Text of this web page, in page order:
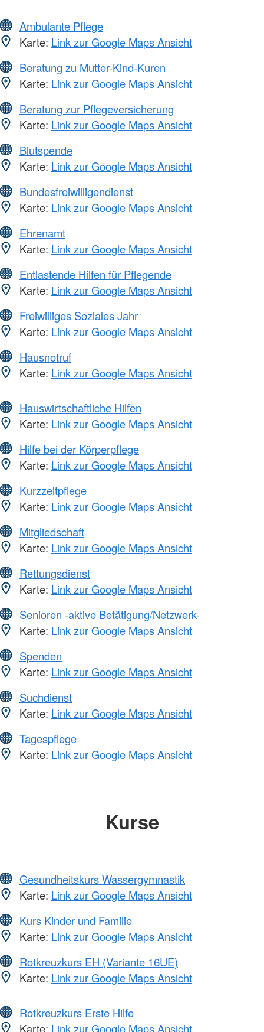
Ambulante Pflege
Karte: Link zur Google Maps Ansicht
Beratung zu Mutter-Kind-Kuren
Karte: Link zur Google Maps Ansicht
Beratung zur Pflegeversicherung
Karte: Link zur Google Maps Ansicht
Blutspende
Karte: Link zur Google Maps Ansicht
Bundesfreiwilligendienst
Karte: Link zur Google Maps Ansicht
Ehrenamt
Karte: Link zur Google Maps Ansicht
Entlastende Hilfen für Pflegende
Karte: Link zur Google Maps Ansicht
Freiwilliges Soziales Jahr
Karte: Link zur Google Maps Ansicht
Hausnotruf
Karte: Link zur Google Maps Ansicht
Hauswirtschaftliche Hilfen
Karte: Link zur Google Maps Ansicht
Hilfe bei der Körperpflege
Karte: Link zur Google Maps Ansicht
Kurzzeitpflege
Karte: Link zur Google Maps Ansicht
Mitgliedschaft
Karte: Link zur Google Maps Ansicht
Rettungsdienst
Karte: Link zur Google Maps Ansicht
Senioren -aktive Betätigung/Netzwerk-
Karte: Link zur Google Maps Ansicht
Spenden
Karte: Link zur Google Maps Ansicht
Suchdienst
Karte: Link zur Google Maps Ansicht
Tagespflege
Karte: Link zur Google Maps Ansicht
Kurse
Gesundheitskurs Wassergymnastik
Karte: Link zur Google Maps Ansicht
Kurs Kinder und Familie
Karte: Link zur Google Maps Ansicht
Rotkreuzkurs EH (Variante 16UE)
Karte: Link zur Google Maps Ansicht
Rotkreuzkurs Erste Hilfe
Karte: Link zur Google Maps Ansicht